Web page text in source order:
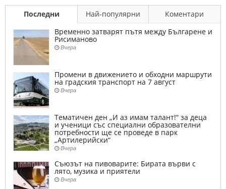
Последни Най-популярни
Коментари
Временно затварят пътя между Българене и
Рисиманово
Вчера
Промени в движението и обходни маршрути
на градския транспорт на 7 август
Вчера
Тематичен ден „И аз имам талант!“ за деца
и ученици със специални образователни
потребности ще се проведе в парк
„Артилерийски“
Вчера
Съюзът на пивоварите: Бирата върви с
лято, музика и приятели
Вчера